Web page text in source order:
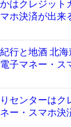
はクレジット
ホ決済が出来
行と地酒 北
子マネー・ス
センターはク
ー・スマホ決